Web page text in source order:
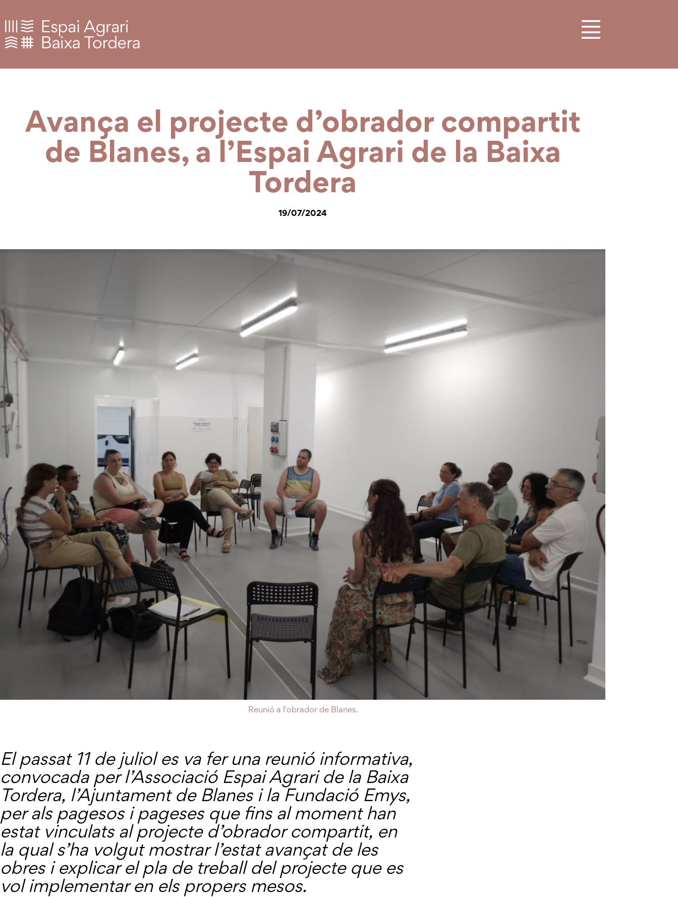
Avança el projecte d’obrador compartit
de Blanes, a l’Espai Agrari de la Baixa
Tordera
19/07/2024
Reunió a l'obrador de Blanes.
El passat 11 de juliol es va fer una reunió informativa,
convocada per l’Associació Espai Agrari de la Baixa
Tordera, l’Ajuntament de Blanes i la Fundació Emys,
per als pagesos i pageses que fins al moment han
estat vinculats al projecte d’obrador compartit, en
la qual s’ha volgut mostrar l’estat avançat de les
obres i explicar el pla de treball del projecte que es
vol implementar en els propers mesos.